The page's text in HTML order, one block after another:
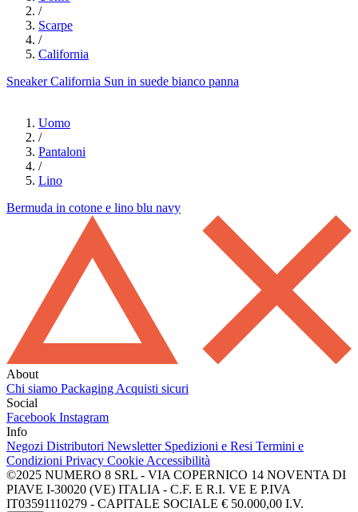
/
Scarpe
/
California
Sneaker California Sun in suede bianco panna
Uomo
/
Pantaloni
/
Lino
Bermuda in cotone e lino blu navy
About
Chi siamo Packaging Acquisti sicuri
Social
Facebook Instagram
Info
Negozi Distributori Newsletter Spedizioni e Resi Termini e
Condizioni Privacy Cookie Accessibilità
©2025 NUMERO 8 SRL - VIA COPERNICO 14 NOVENTA DI
PIAVE I-30020 (VE) ITALIA - C.F. E R.I. VE E P.IVA
IT03591110279 - CAPITALE SOCIALE € 50.000,00 I.V.